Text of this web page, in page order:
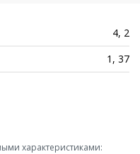
4, 2
1, 37
характеристиками: